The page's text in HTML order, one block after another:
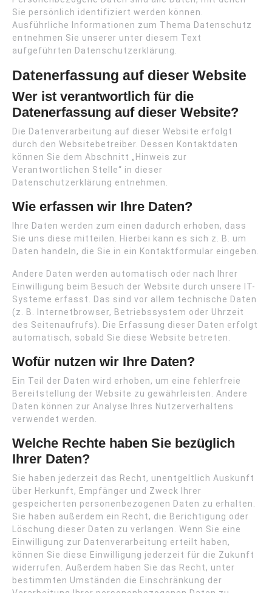
Sie persönlich identifiziert werden können.
Ausführliche Informationen zum Thema Datenschutz
entnehmen Sie unserer unter diesem Text
aufgeführten Datenschutzerklärung.
Datenerfassung auf dieser Website
Wer ist verantwortlich für die
Datenerfassung auf dieser Website?
Die Datenverarbeitung auf dieser Website erfolgt
durch den Websitebetreiber. Dessen Kontaktdaten
können Sie dem Abschnitt „Hinweis zur
Verantwortlichen Stelle“ in dieser
Datenschutzerklärung entnehmen.
Wie erfassen wir Ihre Daten?
Ihre Daten werden zum einen dadurch erhoben, dass
Sie uns diese mitteilen. Hierbei kann es sich z. B. um
Daten handeln, die Sie in ein Kontaktformular eingeben.
Andere Daten werden automatisch oder nach Ihrer
Einwilligung beim Besuch der Website durch unsere IT-
Systeme erfasst. Das sind vor allem technische Daten
(z. B. Internetbrowser, Betriebssystem oder Uhrzeit
des Seitenaufrufs). Die Erfassung dieser Daten erfolgt
automatisch, sobald Sie diese Website betreten.
Wofür nutzen wir Ihre Daten?
Ein Teil der Daten wird erhoben, um eine fehlerfreie
Bereitstellung der Website zu gewährleisten. Andere
Daten können zur Analyse Ihres Nutzerverhaltens
verwendet werden.
Welche Rechte haben Sie bezüglich
Ihrer Daten?
Sie haben jederzeit das Recht, unentgeltlich Auskunft
über Herkunft, Empfänger und Zweck Ihrer
gespeicherten personenbezogenen Daten zu erhalten.
Sie haben außerdem ein Recht, die Berichtigung oder
Löschung dieser Daten zu verlangen. Wenn Sie eine
Einwilligung zur Datenverarbeitung erteilt haben,
können Sie diese Einwilligung jederzeit für die Zukunft
widerrufen. Außerdem haben Sie das Recht, unter
bestimmten Umständen die Einschränkung der